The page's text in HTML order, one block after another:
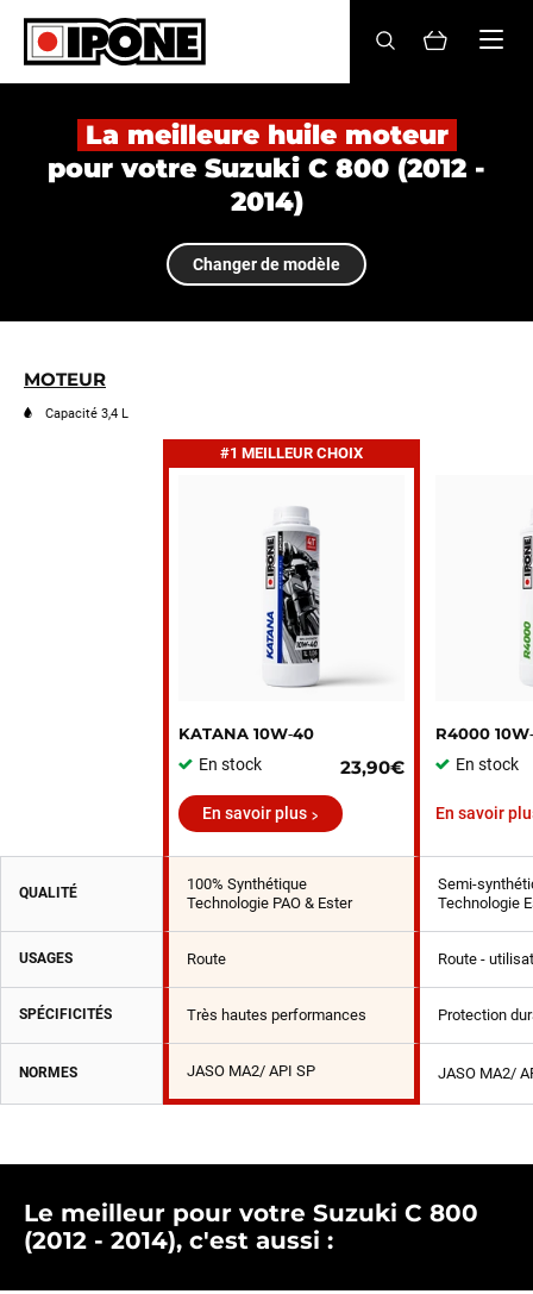
Ipone
HUILES MOTEUR
ENTRETIEN
MAINTENANCE
Revendeurs
BE
La meilleure huile moteur
pour votre Suzuki C 800 (2012 -
2014)
Changer de modèle
MOTEUR
Capacité 3,4 L
#1 MEILLEUR CHOIX
KATANA 10W‑40
En stock
23,90€
R4000
En stock
En savoir plus En savoir
QUALITÉ
100% Synthétique
Technologie PAO & Ester
Semi-
Technologie
USAGES Route Route -
SPÉCIFICITÉS Très hautes performances Protection
NORMES JASO MA2/ API SP JASO MA2/
Le meilleur pour votre Suzuki C 800
(2012 - 2014), c'est aussi :